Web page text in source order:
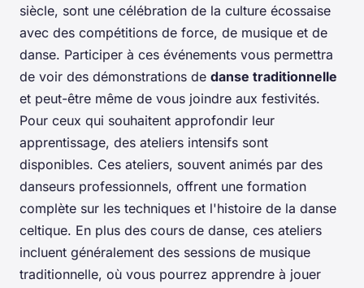
siècle, sont une célébration de la culture écossaise
avec des compétitions de force, de musique et de
danse. Participer à ces événements vous permettra
de voir des démonstrations de danse traditionnelle
et peut-être même de vous joindre aux festivités.
Pour ceux qui souhaitent approfondir leur
apprentissage, des ateliers intensifs sont
disponibles. Ces ateliers, souvent animés par des
danseurs professionnels, offrent une formation
complète sur les techniques et l'histoire de la danse
celtique. En plus des cours de danse, ces ateliers
incluent généralement des sessions de musique
traditionnelle, où vous pourrez apprendre à jouer